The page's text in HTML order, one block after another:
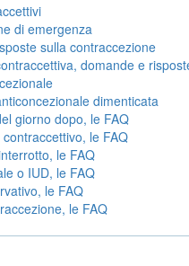
di emergenza
sulla contraccezione
domande e
dimenticata
giorno dopo, le FAQ
le FAQ
le FAQ
o IUD, le FAQ
le FAQ
le FAQ